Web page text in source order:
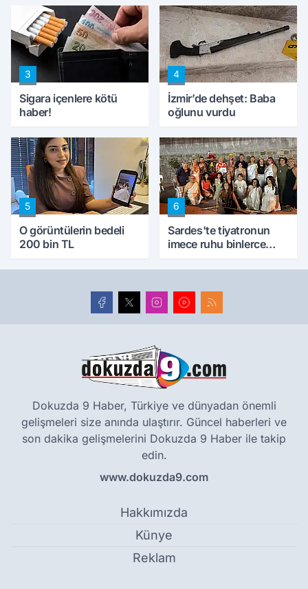
konuştu
peynircilerimizi de
kıskaca aldı, müdahale
ettik'
3
Sigara içenlere kötü
haber!
4
İzmir’de dehşet: Baba
oğlunu vurdu
5
O görüntülerin bedeli
200 bin TL
6
Sardes'te tiyatronun
imece ruhu binlerce
Dokuzda 9 Haber, Türkiye ve dünyadan önemli
gelişmeleri size anında ulaştırır. Güncel haberleri ve
son dakika gelişmelerini Dokuzda 9 Haber ile takip
edin.
www.dokuzda9.com
Hakkımızda
Künye
Reklam